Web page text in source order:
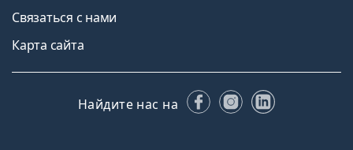
Связаться с нами
Карта сайта
Найдите нас на FacebookInstagram
LinkedIn